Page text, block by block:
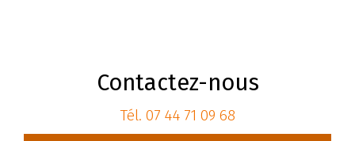
Contactez-nous
Tél. 07 44 71 09 68